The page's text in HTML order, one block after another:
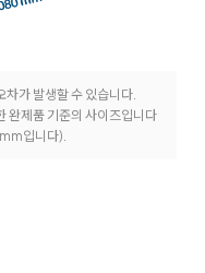
가 발생할 수 있습니다.
제품 기준의 사이즈입니다
입니다).